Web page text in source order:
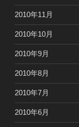
2010年11月
2010年10月
2010年9月
2010年8月
2010年7月
2010年6月